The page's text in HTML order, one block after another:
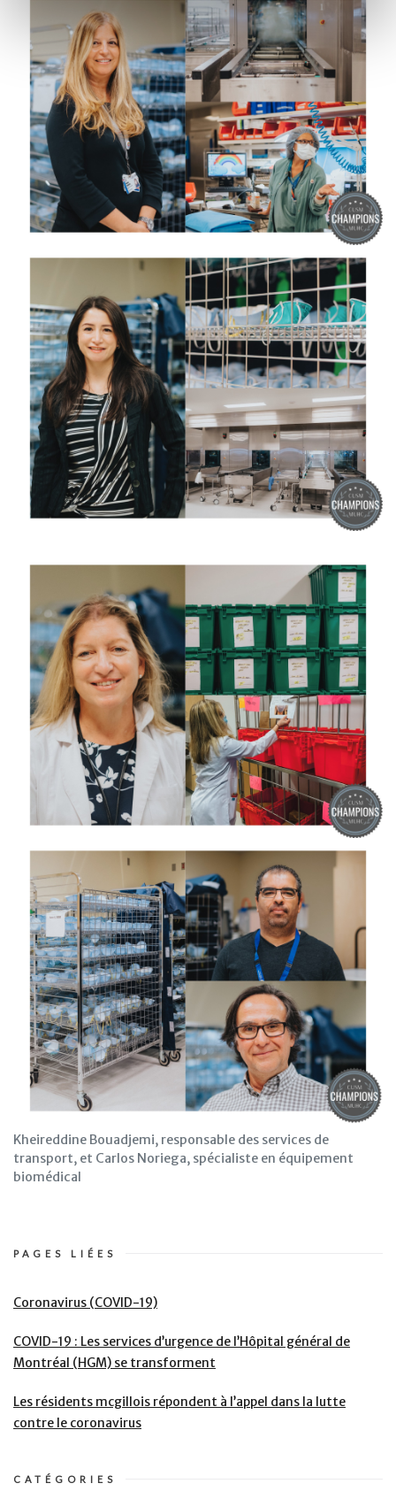
Kheireddine Bouadjemi, responsable des services de
transport, et Carlos Noriega, spécialiste en équipement
biomédical
PAGES LIÉES
Coronavirus (COVID-19)
COVID-19 : Les services d’urgence de l’Hôpital général de
Montréal (HGM) se transforment
Les résidents mcgillois répondent à l’appel dans la lutte
contre le coronavirus
CATÉGORIES